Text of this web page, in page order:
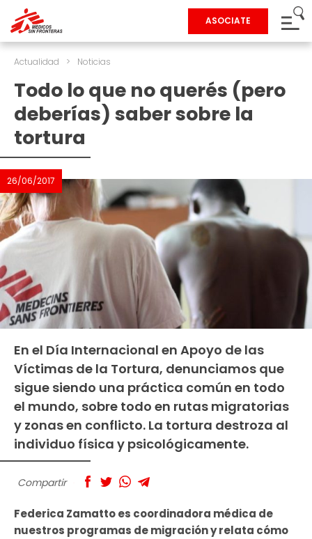
ASOCIATE
Actualidad > Noticias
Todo lo que no querés (pero
deberías) saber sobre la
tortura
26/06/2017
En el Día Internacional en Apoyo de las
Víctimas de la Tortura, denunciamos que
sigue siendo una práctica común en todo
el mundo, sobre todo en rutas migratorias
y zonas en conflicto. La tortura destroza al
individuo física y psicológicamente.
Compartir
Federica Zamatto es coordinadora médica de
nuestros programas de migración y relata cómo